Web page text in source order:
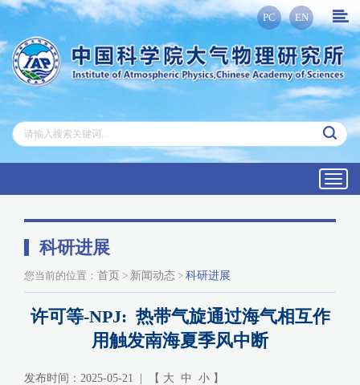
PC EN
科研进展
您当前的位置： 首页 > 新闻动态 > 科研进展
许可等-NPJ: 热带气旋通过海气相互作
用触发南海夏季风中断
发布时间：2025-05-21 | 【 大 中 小 】